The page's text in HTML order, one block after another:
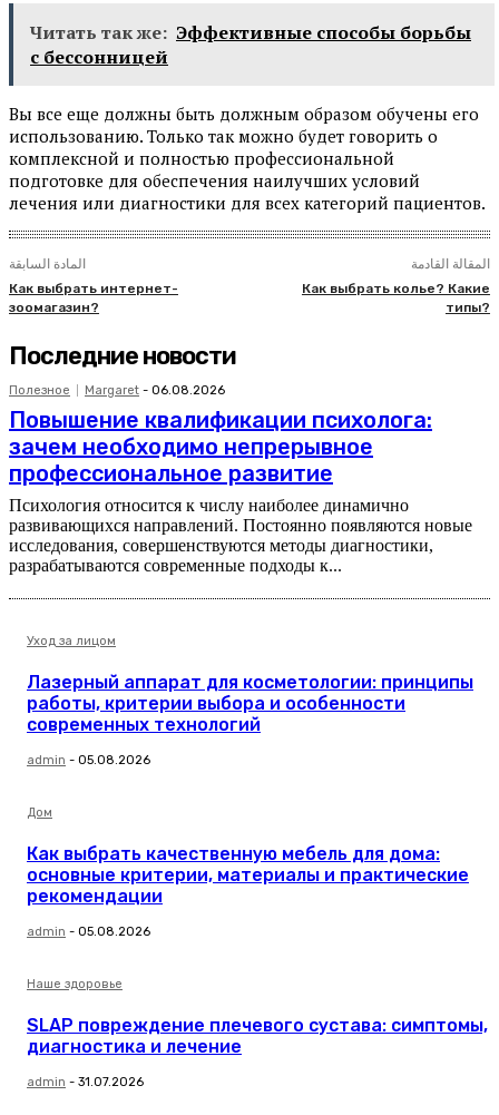
Читать так же: Эффективные способы борьбы
с бессонницей
Вы все еще должны быть должным образом обучены его
использованию. Только так можно будет говорить о
комплексной и полностью профессиональной
подготовке для обеспечения наилучших условий
лечения или диагностики для всех категорий пациентов.
المادة السابقة
Как выбрать интернет-
зоомагазин?
المقالة القادمة
Как выбрать колье? Какие
типы?
Последние новости
Полезное Margaret - 06.08.2026
Повышение квалификации психолога:
зачем необходимо непрерывное
профессиональное развитие
Психология относится к числу наиболее динамично
развивающихся направлений. Постоянно появляются новые
исследования, совершенствуются методы диагностики,
разрабатываются современные подходы к...
Уход за лицом
Лазерный аппарат для косметологии: принципы
работы, критерии выбора и особенности
современных технологий
admin - 05.08.2026
Дом
Как выбрать качественную мебель для дома:
основные критерии, материалы и практические
рекомендации
admin - 05.08.2026
Наше здоровье
SLAP повреждение плечевого сустава: симптомы,
диагностика и лечение
admin - 31.07.2026